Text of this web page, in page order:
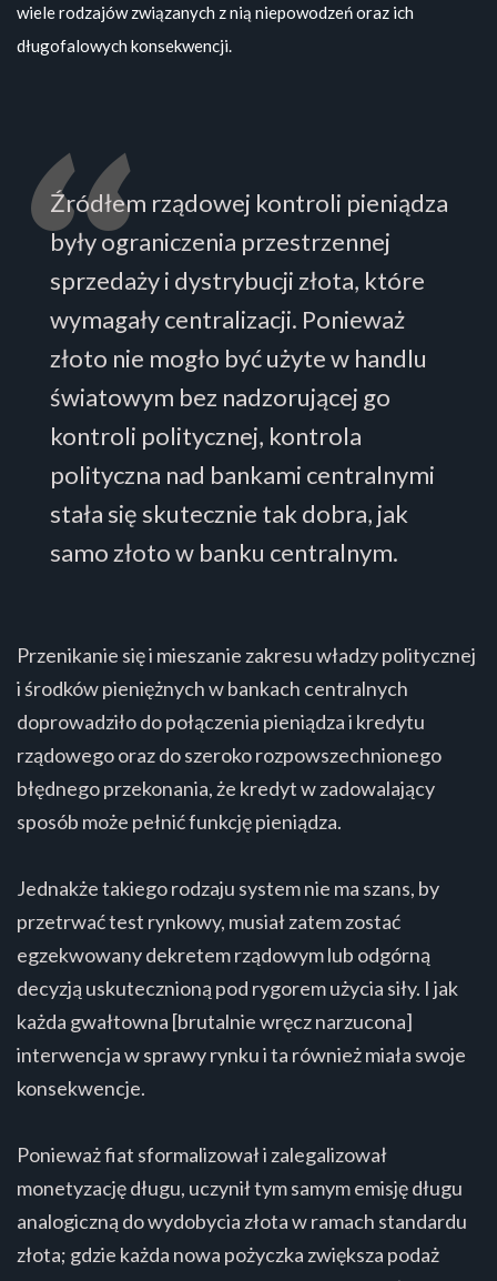
wiele rodzajów związanych z nią niepowodzeń oraz ich
długofalowych konsekwencji.
Źródłem rządowej kontroli pieniądza
były ograniczenia przestrzennej
sprzedaży i dystrybucji złota, które
wymagały centralizacji. Ponieważ
złoto nie mogło być użyte w handlu
światowym bez nadzorującej go
kontroli politycznej, kontrola
polityczna nad bankami centralnymi
stała się skutecznie tak dobra, jak
samo złoto w banku centralnym.
Przenikanie się i mieszanie zakresu władzy politycznej
i środków pieniężnych w bankach centralnych
doprowadziło do połączenia pieniądza i kredytu
rządowego oraz do szeroko rozpowszechnionego
błędnego przekonania, że kredyt w zadowalający
sposób może pełnić funkcję pieniądza.
Jednakże takiego rodzaju system nie ma szans, by
przetrwać test rynkowy, musiał zatem zostać
egzekwowany dekretem rządowym lub odgórną
decyzją uskutecznioną pod rygorem użycia siły. I jak
każda gwałtowna [brutalnie wręcz narzucona]
interwencja w sprawy rynku i ta również miała swoje
konsekwencje.
Ponieważ fiat sformalizował i zalegalizował
monetyzację długu, uczynił tym samym emisję długu
analogiczną do wydobycia złota w ramach standardu
złota; gdzie każda nowa pożyczka zwiększa podaż